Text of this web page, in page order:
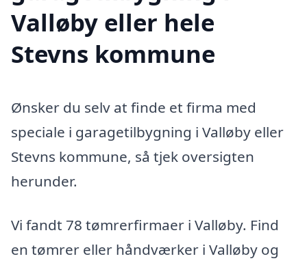
Valløby eller hele
Stevns kommune
Ønsker du selv at finde et firma med
speciale i garagetilbygning i Valløby eller
Stevns kommune, så tjek oversigten
herunder.
Vi fandt 78 tømrerfirmaer i Valløby. Find
en tømrer eller håndværker i Valløby og